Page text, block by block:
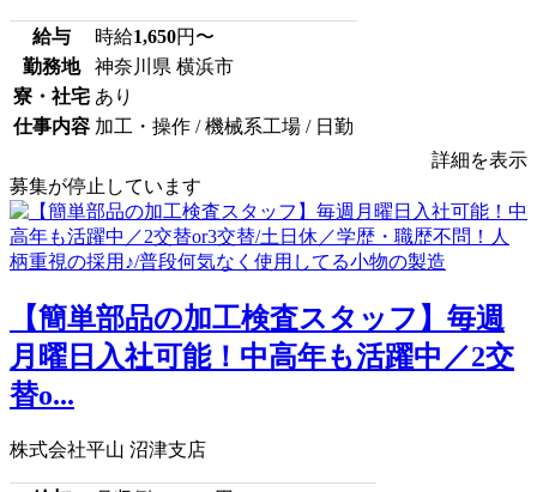
給与 時給1,650円〜
勤務地
神奈川県 横浜市
寮・社宅 あり
仕事内容 加工・操作 / 機械系工場 / 日勤
詳細を表示
募集が停止しています
【簡単部品の加工検査スタッフ】毎週
月曜日入社可能！中高年も活躍中／2交
替o...
株式会社平山 沼津支店